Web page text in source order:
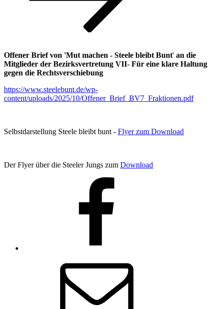
Offener Brief von 'Mut machen - Steele bleibt Bunt' an die
Mitglieder der Bezirksvertretung VII- Für eine klare Haltung
gegen die Rechtsverschiebung
https://www.steelebunt.de/wp-
content/uploads/2025/10/Offener_Brief_BV7_Fraktionen.pdf
Selbstdarstellung Steele bleibt bunt - Flyer zum Download
Der Flyer über die Steeler Jungs zum Download